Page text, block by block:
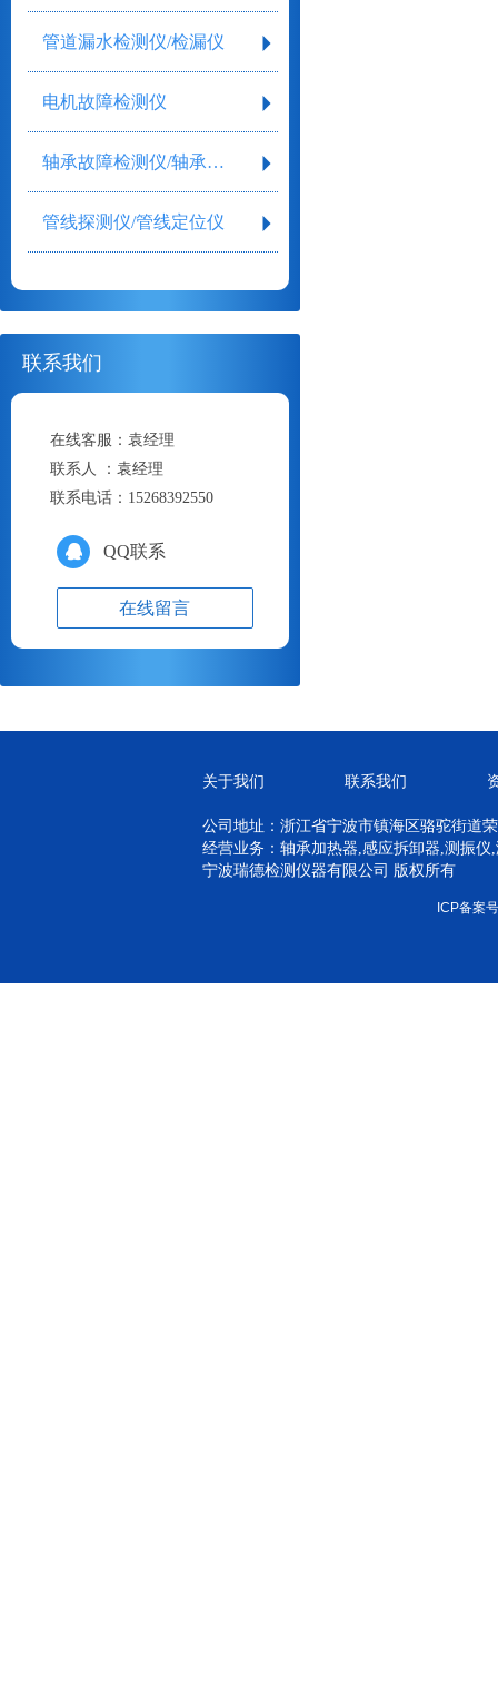
管道漏水检测仪/检漏仪
电机故障检测仪
轴承故障检测仪/轴承检测仪
管线探测仪/管线定位仪
联系我们
在线客服：袁经理
联系人 ：袁经理
联系电话： 15268392550
QQ联系
在线留言
关于我们 联系我们
公司地址：浙江省宁波市镇海区骆驼街道
经营业务：轴承加热器,感应拆卸器,测振仪
宁波瑞德检测仪器有限公司 版权所有
ICP备案